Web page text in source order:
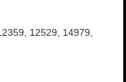
12529, 14979,